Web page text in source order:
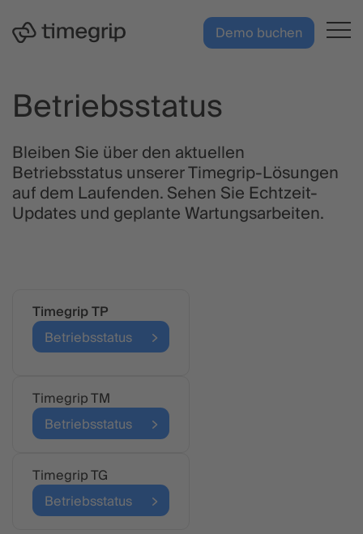
Hauptinhalt
springen
Demo buchen
Betriebsstatus
Bleiben Sie über den aktuellen
Betriebsstatus unserer Timegrip-Lösungen
auf dem Laufenden. Sehen Sie Echtzeit-
Updates und geplante Wartungsarbeiten.
Timegrip TP
Betriebsstatus
Timegrip TM
Betriebsstatus
Timegrip TG
Betriebsstatus